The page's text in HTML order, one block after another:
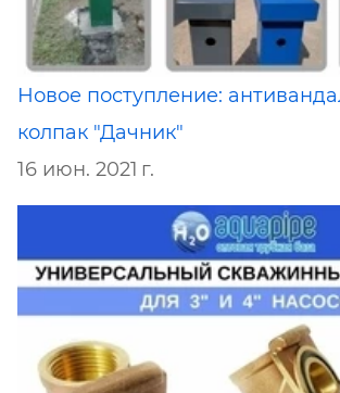
Новое поступление:
колпак "Дачник"
16 июн. 2021 г.